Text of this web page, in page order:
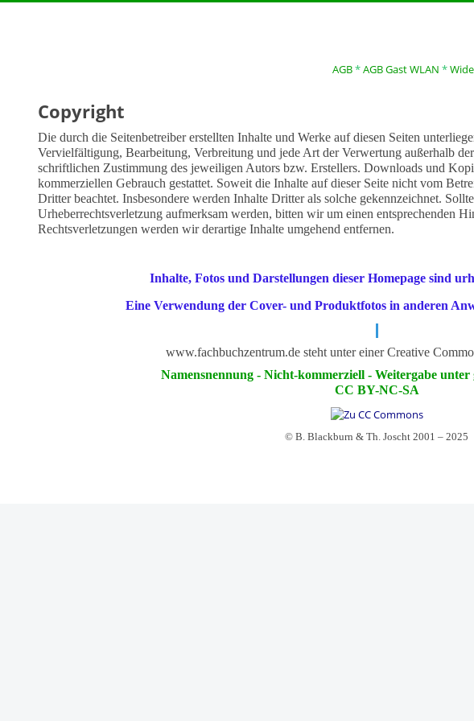
AGB*AGB Gast WLAN *
Copyright
Die durch die Seitenbetreiber erstellten Inhalte und Werke auf diesen Seiten
Vervielfältigung, Bearbeitung, Verbreitung und jede Art der Verwertung außerhalb
schriftlichen Zustimmung des jeweiligen Autors bzw. Erstellers. Downloads und
kommerziellen Gebrauch gestattet. Soweit die Inhalte auf dieser Seite nicht vom
Dritter beachtet. Insbesondere werden Inhalte Dritter als solche gekennzeichnet.
Urheberrechtsverletzung aufmerksam werden, bitten wir um einen entsprechenden
Rechtsverletzungen werden wir derartige Inhalte umgehend entfernen.
Inhalte, Fotos und Darstellungen dieser Homepage sind
Eine Verwendung der Cover- und Produktfotos in anderen
www.fachbuchzentrum.de steht unter einer Creative
Namensnennung - Nicht-kommerziell - Weitergabe unter
CC BY-NC-SA
© B. Blackburn & Th. Joscht 2001 – 2025